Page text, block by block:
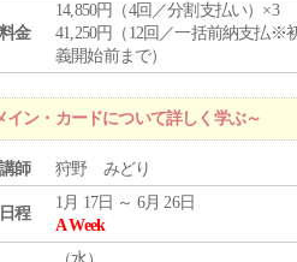
料金
14,850円（4回／分割支払い）×3
41,250円（12回／一括前納支払※
義開始前まで）
ン・カードについて詳しく学ぶ～
講師 狩野 みどり
日程
1月 17日 ～ 6月 26日
A Week